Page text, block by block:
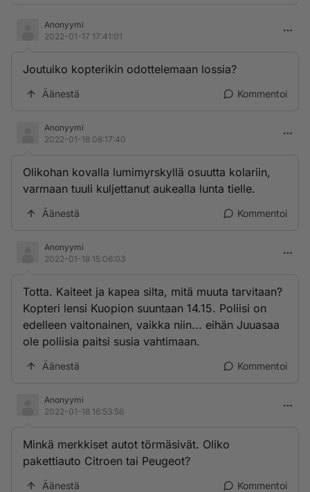
Anonyymi
2022-01-17 17:41:01
Joutuiko kopterikin odottelemaan lossia?
Äänestä Kommentoi
Anonyymi
2022-01-18 08:17:40
Olikohan kovalla lumimyrskyllä osuutta kolariin,
varmaan tuuli kuljettanut aukealla lunta tielle.
Äänestä Kommentoi
Anonyymi
2022-01-18 15:06:03
Totta. Kaiteet ja kapea silta, mitä muuta tarvitaan?
Kopteri lensi Kuopion suuntaan 14.15. Poliisi on
edelleen vaitonainen, vaikka niin... eihän Juuasaa
ole poliisia paitsi susia vahtimaan.
Äänestä Kommentoi
Anonyymi
2022-01-18 16:53:56
Minkä merkkiset autot törmäsivät. Oliko
pakettiauto Citroen tai Peugeot?
Äänestä Kommentoi